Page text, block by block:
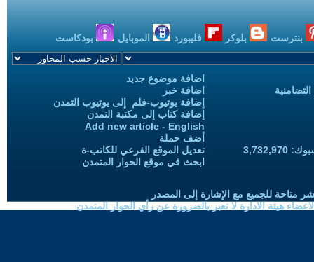
بنترست بلوكر فليبورد الموبايل بودكاست
اضافة موضوع جديد
اضافة خبر
إضافة يوتيوب-فلم إلى يوتيوب التمدن
إضافة كتاب إلى مكتبة التمدن
Add new article - English
أضف حملة
تعديل الموقع الفرعي للكاتب-ة
ابحث في موقع الحوار المتمدن
متاحة للجميع مع الإشارة إلى المصدر
هيئة الادارة لا تعبر بالضرورة عن رأي الحوار المتمدن